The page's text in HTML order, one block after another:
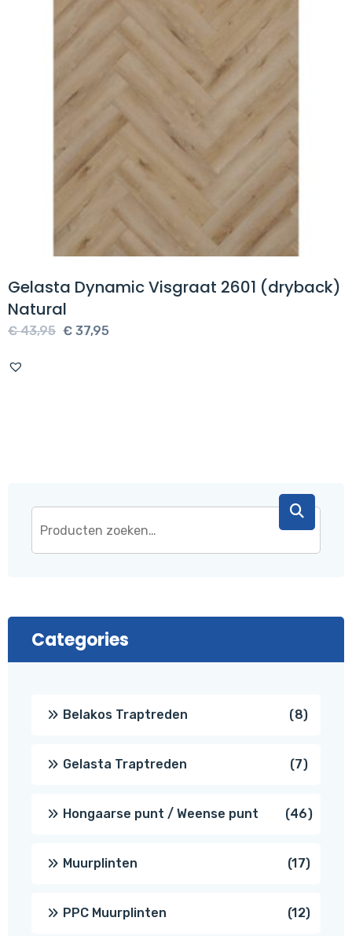
Gelasta Dynamic Visgraat 2601 (dryback)
Natural
€43,95 Oorspronkelijke
€ 37,95
Categories
Belakos Traptreden 88
Gelasta Traptreden 77
Hongaarse punt / Weense punt 4646
Muurplinten 1717
PPC Muurplinten 1212